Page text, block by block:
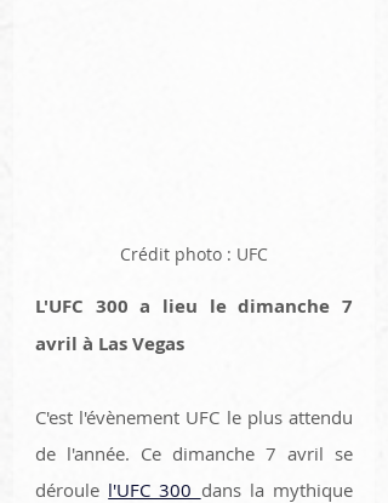
Crédit photo : UFC
L'UFC 300 a lieu le dimanche 7
avril à Las Vegas
C'est l'évènement UFC le plus attendu
de l'année. Ce dimanche 7 avril se
déroule l'UFC 300 dans la mythique